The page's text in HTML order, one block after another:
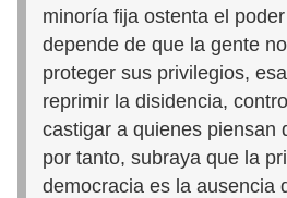
minoría fija ostenta el
depende de que la gente
proteger sus privilegios,
reprimir la disidencia,
castigar a quienes piensan
por tanto, subraya que la
democracia es la ausencia